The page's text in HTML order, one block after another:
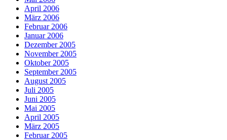
April 2006
März 2006
Februar 2006
Januar 2006
Dezember 2005
November 2005
Oktober 2005
September 2005
August 2005
Juli 2005
Juni 2005
Mai 2005
April 2005
März 2005
Februar 2005